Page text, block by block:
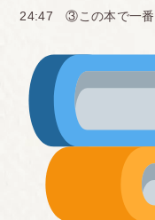
24:47 ③この本で一番